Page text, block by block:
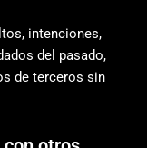
intenciones,
del pasado,
de terceros sin